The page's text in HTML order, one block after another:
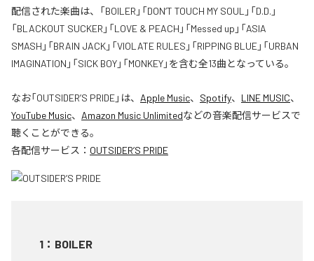
配信された楽曲は、「BOILER」「DON’T TOUCH MY SOUL」「D.D.」
「BLACKOUT SUCKER」「LOVE & PEACH」「Messed up」「ASIA
SMASH」「BRAIN JACK」「VIOLATE RULES」「RIPPING BLUE」「URBAN
IMAGINATION」「SICK BOY」「MONKEY」を含む全13曲となっている。
なお「OUTSIDER’S PRIDE」は、 Apple Music、 Spotify、 LINE MUSIC、
YouTube Music、 Amazon Music Unlimitedなどの音楽配信サービスで
聴くことができる。
各配信サービス： OUTSIDER’S PRIDE
1 ： BOILER